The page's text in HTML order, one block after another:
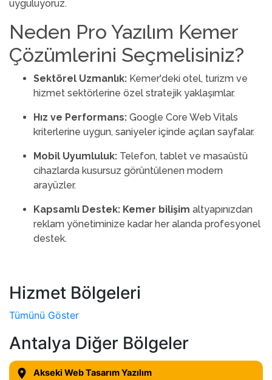
uyguluyoruz.
Neden Pro Yazılım Kemer
Çözümlerini Seçmelisiniz?
Sektörel Uzmanlık: Kemer'deki otel, turizm ve
hizmet sektörlerine özel stratejik yaklaşımlar.
Hız ve Performans: Google Core Web Vitals
kriterlerine uygun, saniyeler içinde açılan sayfalar.
Mobil Uyumluluk: Telefon, tablet ve masaüstü
cihazlarda kusursuz görüntülenen modern
arayüzler.
Kapsamlı Destek: Kemer bilişim altyapınızdan
reklam yönetiminize kadar her alanda profesyonel
destek.
Hizmet Bölgeleri
Tümünü Göster
Antalya Diğer Bölgeler
Akseki Web Tasarım Yazılım